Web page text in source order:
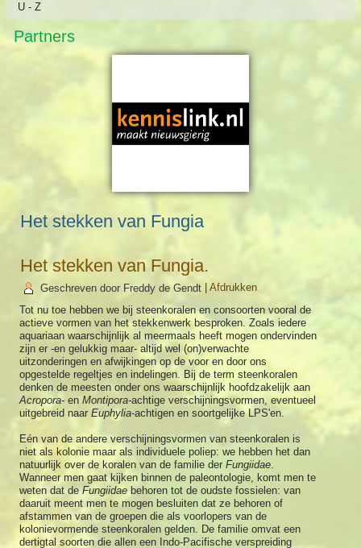
U - Z
Partners
Het stekken van Fungia
Het stekken van Fungia.
Geschreven door Freddy de Gendt |Afdrukken
Tot nu toe hebben we bij steenkoralen en consoorten vooral de
actieve vormen van het stekkenwerk besproken. Zoals iedere
aquariaan waarschijnlijk al meermaals heeft mogen ondervinden
zijn er -en gelukkig maar- altijd wel (on)verwachte
uitzonderingen en afwijkingen op de voor en door ons
opgestelde regeltjes en indelingen. Bij de term steenkoralen
denken de meesten onder ons waarschijnlijk hoofdzakelijk aan
Acropora- enMontipora-achtige verschijningsvormen, eventueel
uitgebreid naarEuphylia-achtigen en soortgelijke LPS'en.
Eén van de andere verschijningsvormen van steenkoralen is
niet als kolonie maar als individuele poliep: we hebben het dan
natuurlijk over de koralen van de familie derFungiidae.
Wanneer men gaat kijken binnen de paleontologie, komt men te
weten dat deFungiidae behoren tot de oudste fossielen: van
daaruit meent men te mogen besluiten dat ze behoren of
afstammen van de groepen die als voorlopers van de
kolonievormende steenkoralen gelden. De familie omvat een
dertigtal soorten die allen een Indo-Pacifische verspreiding